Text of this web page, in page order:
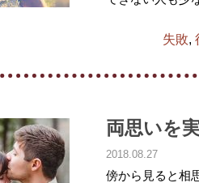
失敗,
両思いを
2018.08.27
傍から見ると相